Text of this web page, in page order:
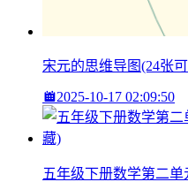
宋元的思维导图(24张
2025-10-17 02:09:50
五年级下册数学第二